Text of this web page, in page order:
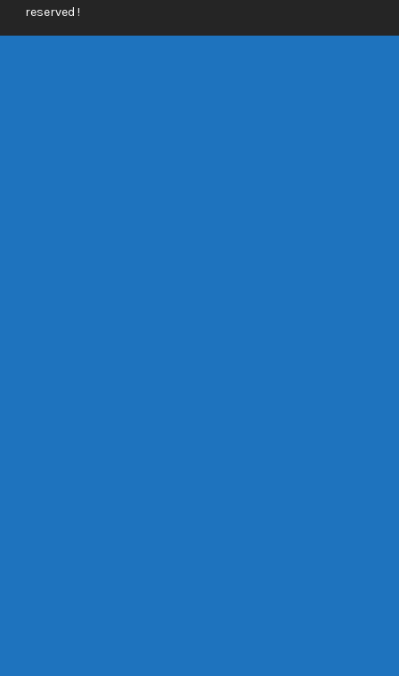
reserved !